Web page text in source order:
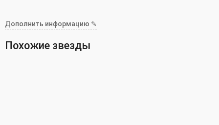
Дополнить информацию ✎
Похожие звезды